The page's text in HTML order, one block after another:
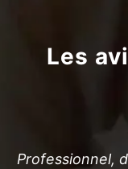
Les
je